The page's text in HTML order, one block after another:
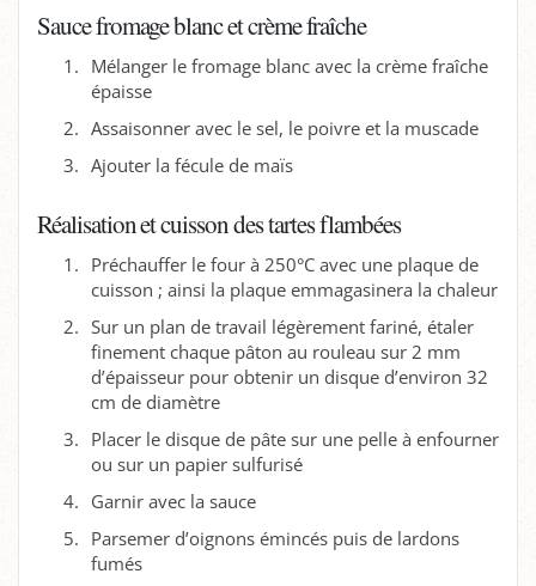
Sauce fromage blanc et crème fraîche
Mélanger le fromage blanc avec la crème fraîche
épaisse
Assaisonner avec le sel, le poivre et la muscade
Ajouter la fécule de maïs
Réalisation et cuisson des tartes flambées
Préchauffer le four à 250°C avec une plaque de
cuisson ; ainsi la plaque emmagasinera la chaleur
Sur un plan de travail légèrement fariné, étaler
finement chaque pâton au rouleau sur 2 mm
d’épaisseur pour obtenir un disque d’environ 32
cm de diamètre
Placer le disque de pâte sur une pelle à enfourner
ou sur un papier sulfurisé
Garnir avec la sauce
Parsemer d’oignons émincés puis de lardons
fumés